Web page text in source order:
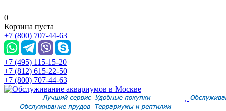
0
Корзина пуста
+7 (800) 707-44-63
+7 (495) 115-15-20
+7 (812) 615-22-50
+7 (800) 707-44-63
,